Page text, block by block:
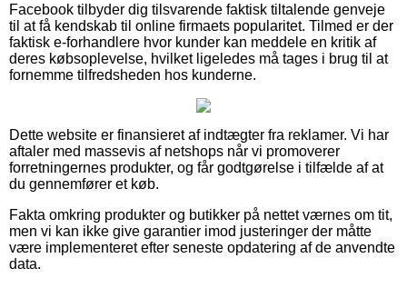
Facebook tilbyder dig tilsvarende faktisk tiltalende genveje
til at få kendskab til online firmaets popularitet. Tilmed er der
faktisk e-forhandlere hvor kunder kan meddele en kritik af
deres købsoplevelse, hvilket ligeledes må tages i brug til at
fornemme tilfredsheden hos kunderne.
Dette website er finansieret af indtægter fra reklamer. Vi har
aftaler med massevis af netshops når vi promoverer
forretningernes produkter, og får godtgørelse i tilfælde af at
du gennemfører et køb.
Fakta omkring produkter og butikker på nettet værnes om tit,
men vi kan ikke give garantier imod justeringer der måtte
være implementeret efter seneste opdatering af de anvendte
data.